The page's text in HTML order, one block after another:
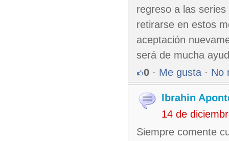
regreso a las
retirarse en estos
aceptación
será de mucha
0 · Me gusta · No
Ibrahin
14 de
Siempre comente